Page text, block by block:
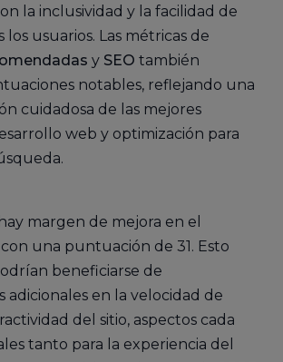
la inclusividad y la facilidad de
los usuarios. Las métricas de
y SEO también
notables, reflejando una
cuidadosa de las mejores
web y optimización para
margen de mejora en el
con una puntuación de 31. Esto
beneficiarse de
adicionales en la velocidad de
del sitio, aspectos cada
tanto para la experiencia del